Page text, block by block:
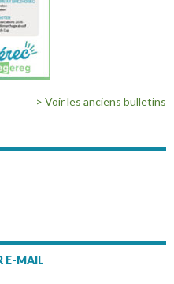
> Voir les anciens bulletins
E-MAIL